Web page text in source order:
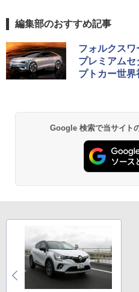
編集部のおすすめ記事
フォルクス
プレミアム
プトカー世界
Google 検索で当サイト